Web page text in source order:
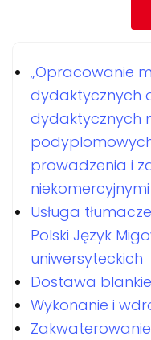
„Opracowanie
dydaktycznych
dydaktycznych
prowadzenia i
Usługa
Polski Język
uniwersyteckich
Dostawa
Wykonanie i